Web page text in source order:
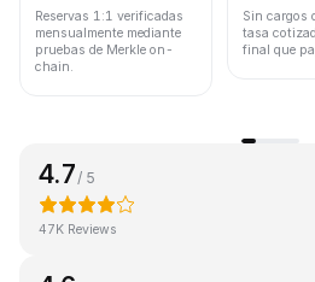
Reservas 1:1 verificadas
mensualmente mediante
pruebas de Merkle on-
chain.
Sin cargos
tasa
final que
4.7 / 5
47K Reviews